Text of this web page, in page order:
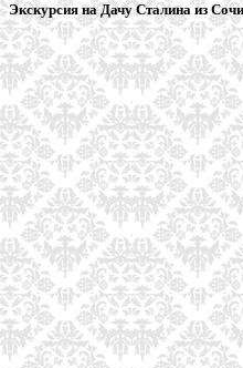
Экскурсия на Дачу Сталина из Сочи